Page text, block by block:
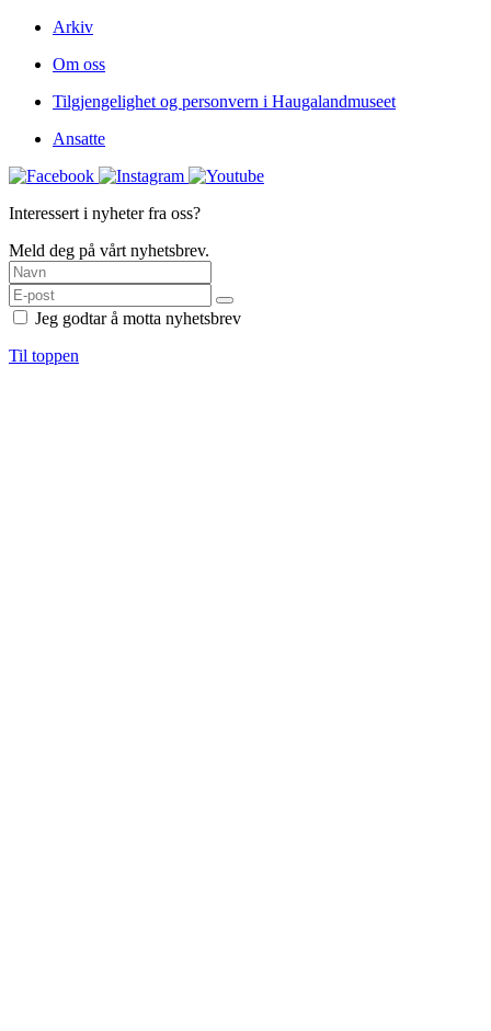
Arkiv
Om oss
Tilgjengelighet og personvern i Haugalandmuseet
Ansatte
Interessert i nyheter fra oss?
Meld deg på vårt nyhetsbrev.
Jeg godtar å motta nyhetsbrev
Til toppen